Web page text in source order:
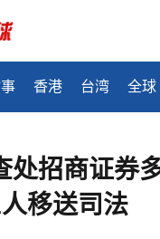
香港 台湾 全球
处招商证券
移送司法